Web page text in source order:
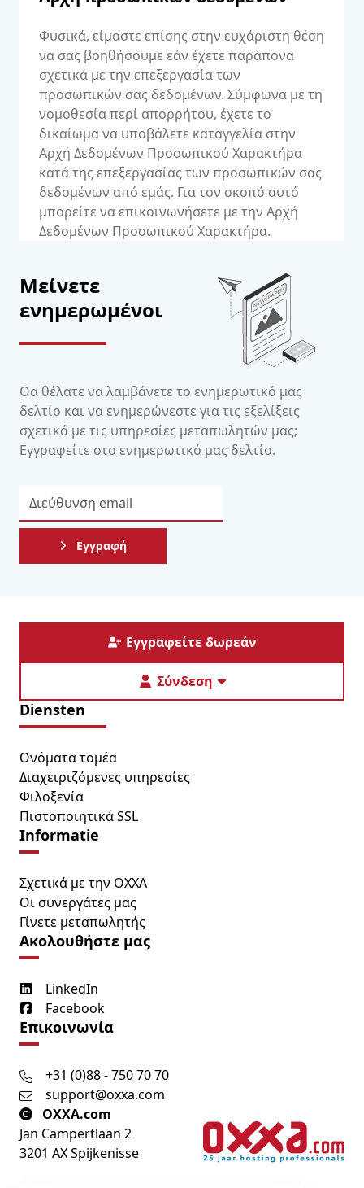
Φυσικά, είμαστε επίσης στην ευχάριστη θέση
να σας βοηθήσουμε εάν έχετε παράπονα
σχετικά με την επεξεργασία των
προσωπικών σας δεδομένων. Σύμφωνα με τη
νομοθεσία περί απορρήτου, έχετε το
δικαίωμα να υποβάλετε καταγγελία στην
Αρχή Δεδομένων Προσωπικού Χαρακτήρα
κατά της επεξεργασίας των προσωπικών σας
δεδομένων από εμάς. Για τον σκοπό αυτό
μπορείτε να επικοινωνήσετε με την Αρχή
Δεδομένων Προσωπικού Χαρακτήρα.
Μείνετε
ενημερωμένοι
Θα θέλατε να λαμβάνετε το ενημερωτικό μας
δελτίο και να ενημερώνεστε για τις εξελίξεις
σχετικά με τις υπηρεσίες μεταπωλητών μας;
Εγγραφείτε στο ενημερωτικό μας δελτίο.
Εγγραφή
Εγγραφείτε δωρεάν
Σύνδεση
Diensten
Ονόματα τομέα
Διαχειριζόμενες υπηρεσίες
Φιλοξενία
Πιστοποιητικά SSL
Informatie
Σχετικά με την OXXA
Οι συνεργάτες μας
Γίνετε μεταπωλητής
Ακολουθήστε μας
LinkedIn
Facebook
Επικοινωνία
+31 (0)88 - 750 70 70
support@oxxa.com
OXXA.com
Jan Campertlaan 2
3201 AX Spijkenisse